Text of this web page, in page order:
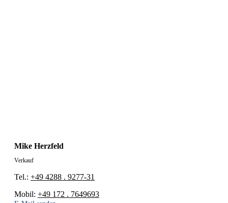
Mike Herzfeld
Verkauf
Tel.: +49 4288 . 9277-31
Mobil: +49 172 . 7649693